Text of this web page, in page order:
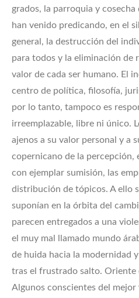
grados, la parroquia y cosecha
han venido predicando, en el
general, la destrucción del
para todos y la eliminación de
valor de cada ser humano. El
centro de política, filosofía,
por lo tanto, tampoco es
irreemplazable, libre ni único.
ajenos a su valor personal y a
copernicano de la percepción,
con ejemplar sumisión, las
distribución de tópicos. A ello
suponían en la órbita del
parecen entregados a una
el muy mal llamado mundo
de huida hacia la modernidad
tras el frustrado salto. Oriente
Algunos conscientes del